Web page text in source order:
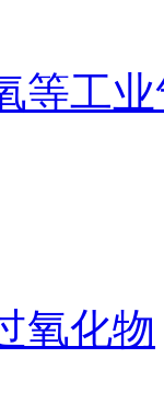
等工
氧化物